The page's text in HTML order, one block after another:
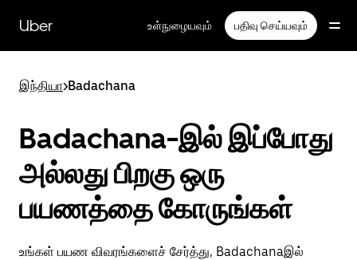
பக்கத்திற்குச்
செல்லவும்
Uber உள்நுழையவும் பதிவு செய்யவும்
இந்தியா>Badachana
Badachana-இல் இப்போது
அல்லது பிறகு ஒரு
பயணத்தை கோருங்கள்
உங்கள் பயண விவரங்களைச் சேர்த்து, Badachanaஇல்